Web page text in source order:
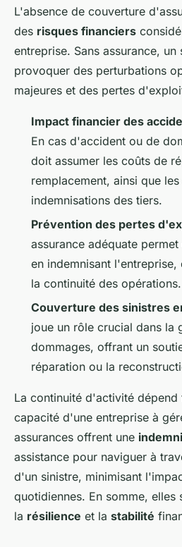
L'absence de couverture
des risques financiers
entreprise. Sans assurance, un
provoquer des perturbations
majeures et des pertes
Impact financier des
En cas d'accident ou de
doit assumer les coûts de
remplacement, ainsi que
indemnisations des tiers.
Prévention des pertes
assurance adéquate
en indemnisant
la continuité des opérations.
Couverture des sinistres
joue un rôle crucial dans la
dommages, offrant un
réparation ou la
La continuité d'activité dépend
capacité d'une entreprise à
assurances offrent une
assistance pour naviguer à
d'un sinistre, minimisant
quotidiennes. En somme, elles
la résilience et la stabilité